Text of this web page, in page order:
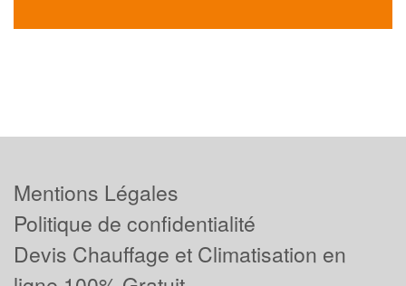
Mentions Légales
Politique de confidentialité
Devis Chauffage et Climatisation en